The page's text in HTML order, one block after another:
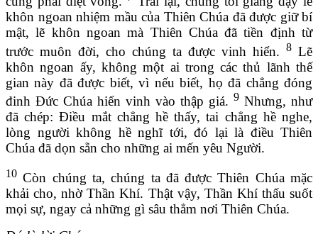
khôn ngoan nhiệm mầu của Thiên Chúa đã được giữ bí
mật, lẽ khôn ngoan mà Thiên Chúa đã tiền định từ
trước muôn đời, cho chúng ta được vinh hiển. 8 Lẽ
khôn ngoan ấy, không một ai trong các thủ lãnh thế
gian này đã được biết, vì nếu biết, họ đã chẳng đóng
đinh Đức Chúa hiển vinh vào thập giá. 9 Nhưng, như
đã chép: Điều mắt chẳng hề thấy, tai chẳng hề nghe,
lòng người không hề nghĩ tới, đó lại là điều Thiên
Chúa đã dọn sẵn cho những ai mến yêu Người.
10 Còn chúng ta, chúng ta đã được Thiên Chúa mặc
khải cho, nhờ Thần Khí. Thật vậy, Thần Khí thấu suốt
mọi sự, ngay cả những gì sâu thẳm nơi Thiên Chúa.